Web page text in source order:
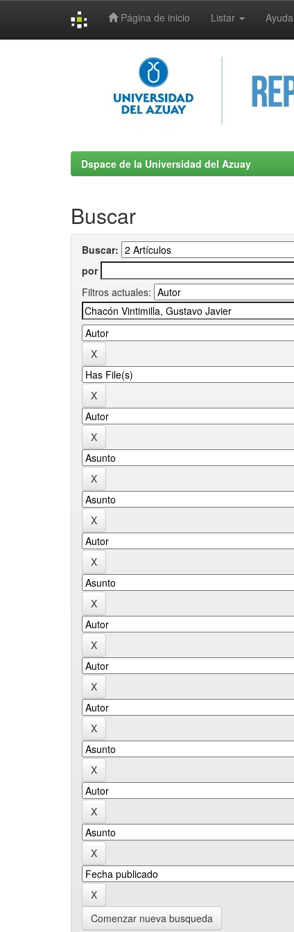
Página de inicio Listar Ayuda
Dspace de la Universidad del Azuay
Buscar
Buscar:
por
Filtros actuales:
Comenzar nueva busqueda